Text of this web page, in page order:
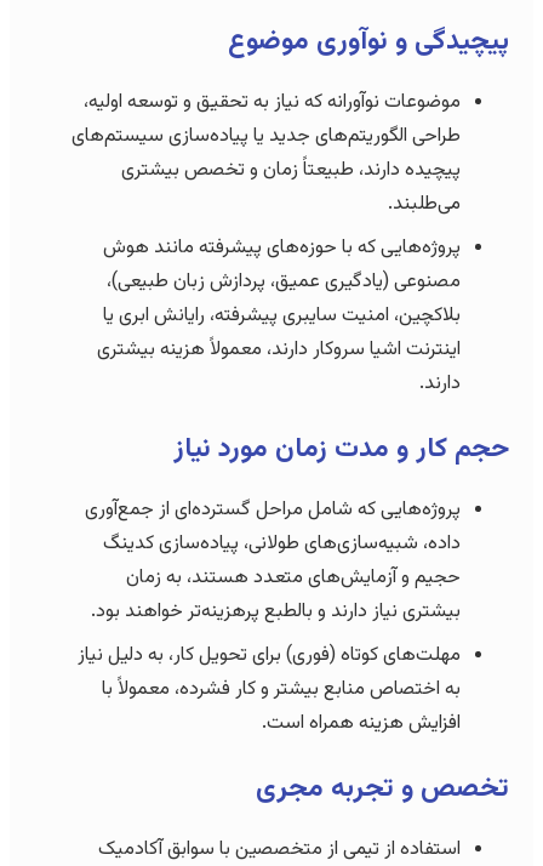
پیچیدگی و نوآوری موضوع
موضوعات نوآورانه که نیاز به تحقیق و توسعه اولیه،
طراحی الگوریتم‌های جدید یا پیاده‌سازی سیستم‌های
پیچیده دارند، طبیعتاً زمان و تخصص بیشتری
می‌طلبند.
پروژه‌هایی که با حوزه‌های پیشرفته مانند هوش
مصنوعی (یادگیری عمیق، پردازش زبان طبیعی)،
بلاکچین، امنیت سایبری پیشرفته، رایانش ابری یا
اینترنت اشیا سروکار دارند، معمولاً هزینه بیشتری
دارند.
حجم کار و مدت زمان مورد نیاز
پروژه‌هایی که شامل مراحل گسترده‌ای از جمع‌آوری
داده، شبیه‌سازی‌های طولانی، پیاده‌سازی کدینگ
حجیم و آزمایش‌های متعدد هستند، به زمان
بیشتری نیاز دارند و بالطبع پرهزینه‌تر خواهند بود.
مهلت‌های کوتاه (فوری) برای تحویل کار، به دلیل نیاز
به اختصاص منابع بیشتر و کار فشرده، معمولاً با
افزایش هزینه همراه است.
تخصص و تجربه مجری
استفاده از تیمی از متخصصین با سوابق آکادمیک